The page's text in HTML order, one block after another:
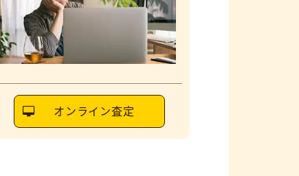
オンライン査定